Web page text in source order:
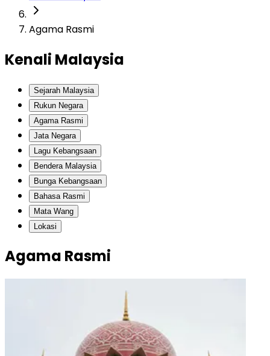
Agama Rasmi
Kenali Malaysia
Sejarah Malaysia
Rukun Negara
Agama Rasmi
Jata Negara
Lagu Kebangsaan
Bendera Malaysia
Bunga Kebangsaan
Bahasa Rasmi
Mata Wang
Lokasi
Agama Rasmi